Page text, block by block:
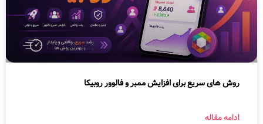
روش های سریع برای افزایش ممبر و فالوور روبیکا
ادامه مقاله